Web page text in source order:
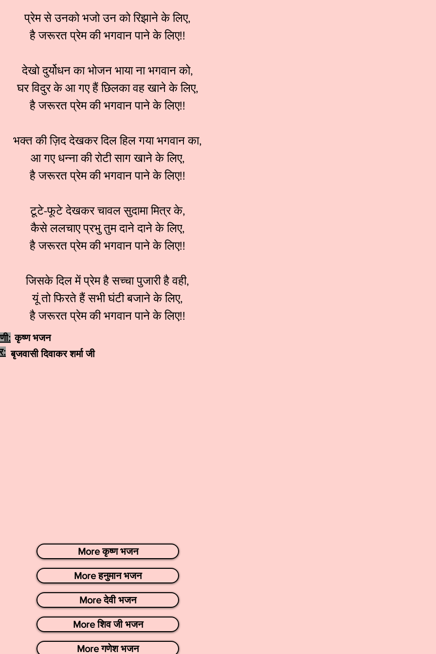
प्रेम से उनको भजो उन को रिझाने के लिए,
है जरूरत प्रेम की भगवान पाने के लिए!!
देखो दुर्योधन का भोजन भाया ना भगवान को,
घर विदुर के आ गए हैं छिलका वह खाने के लिए,
है जरूरत प्रेम की भगवान पाने के लिए!!
भक्त की ज़िद देखकर दिल हिल गया भगवान का,
आ गए धन्ना की रोटी साग खाने के लिए,
है जरूरत प्रेम की भगवान पाने के लिए!!
टूटे-फूटे देखकर चावल सुदामा मित्र के,
कैसे ललचाए प्रभु तुम दाने दाने के लिए,
है जरूरत प्रेम की भगवान पाने के लिए!!
जिसके दिल में प्रेम है सच्चा पुजारी है वही,
यूं तो फिरते हैं सभी घंटी बजाने के लिए,
है जरूरत प्रेम की भगवान पाने के लिए!!
कृष्ण भजन
बृजवासी दिवाकर शर्मा जी
More कृष्ण भजन
More हनुमान भजन
More देवी भजन
More शिव जी भजन
More गणेश भजन